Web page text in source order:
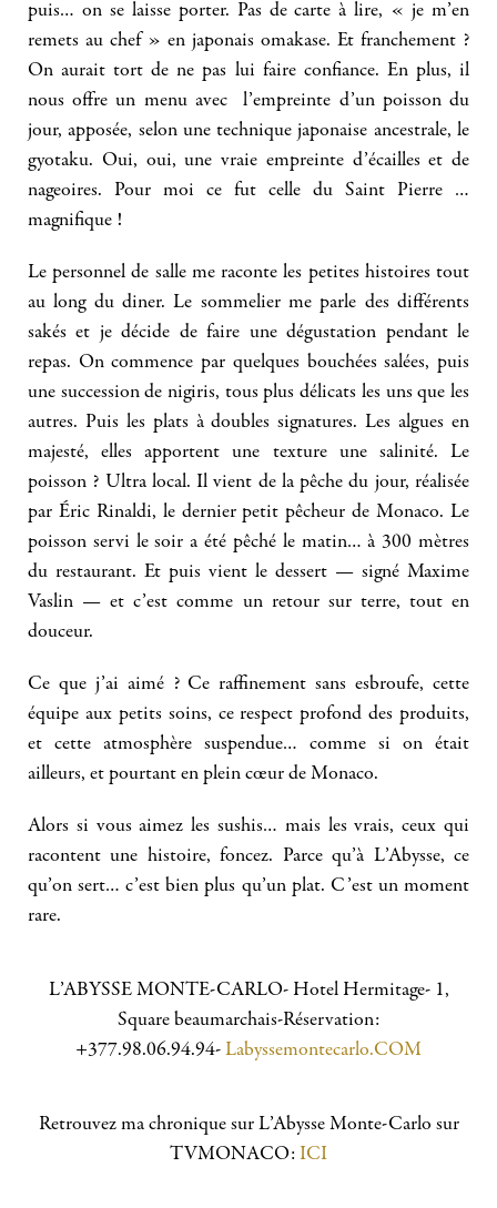
puis… on se laisse porter. Pas de carte à lire, « je m’en
remets au chef » en japonais omakase. Et franchement ?
On aurait tort de ne pas lui faire confiance. En plus, il
nous offre un menu avec l’empreinte d’un poisson du
jour, apposée, selon une technique japonaise ancestrale, le
gyotaku. Oui, oui, une vraie empreinte d’écailles et de
nageoires. Pour moi ce fut celle du Saint Pierre …
magnifique !
Le personnel de salle me raconte les petites histoires tout
au long du diner. Le sommelier me parle des différents
sakés et je décide de faire une dégustation pendant le
repas. On commence par quelques bouchées salées, puis
une succession de nigiris, tous plus délicats les uns que les
autres. Puis les plats à doubles signatures. Les algues en
majesté, elles apportent une texture une salinité. Le
poisson ? Ultra local. Il vient de la pêche du jour, réalisée
par Éric Rinaldi, le dernier petit pêcheur de Monaco. Le
poisson servi le soir a été pêché le matin… à 300 mètres
du restaurant. Et puis vient le dessert — signé Maxime
Vaslin — et c’est comme un retour sur terre, tout en
douceur.
Ce que j’ai aimé ? Ce raffinement sans esbroufe, cette
équipe aux petits soins, ce respect profond des produits,
et cette atmosphère suspendue… comme si on était
ailleurs, et pourtant en plein cœur de Monaco.
Alors si vous aimez les sushis… mais les vrais, ceux qui
racontent une histoire, foncez. Parce qu’à L’Abysse, ce
qu’on sert… c’est bien plus qu’un plat. C’est un moment
rare.
L’ABYSSE MONTE-CARLO- Hotel Hermitage- 1,
Square beaumarchais-Réservation:
+377.98.06.94.94- Labyssemontecarlo.COM
Retrouvez ma chronique sur L’Abysse Monte-Carlo sur
TVMONACO: ICI